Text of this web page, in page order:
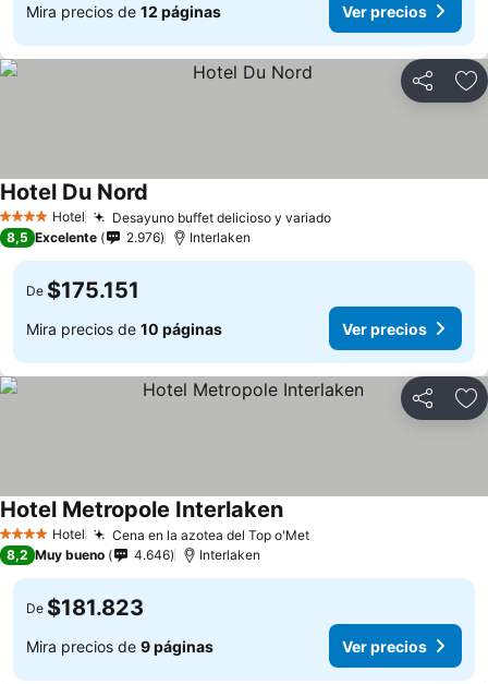
Mira precios de 12 páginas Ver precios
Compartir
4 EstrellasHotel Desayuno buffet delicioso y variadoVer precios
Hotel Du Nord
8,5 Excelente 2.976 Interlaken
De $175.151
Mira precios de 10 páginas Ver precios
Compartir
4 EstrellasHotel Cena en la azotea del Top o'MetVer precios
Hotel Metropole InterlakenVer precios
8,2 Muy bueno 4.646 Interlaken
De $181.823
Mira precios de 9 páginas Ver precios